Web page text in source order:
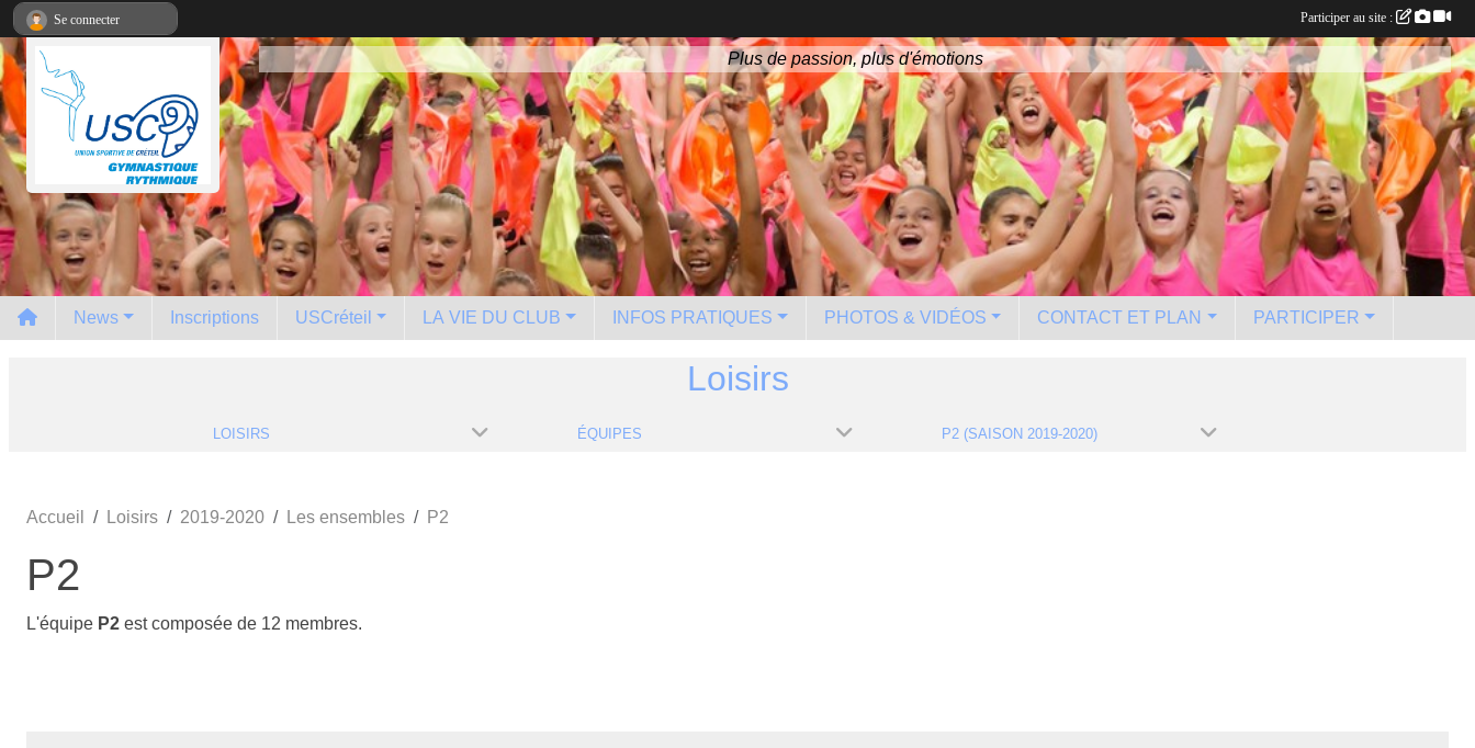
Plus de passion, plus d'émotions
News Inscriptions USCréteil LA VIE DU CLUB INFOS PRATIQUES PHOTOS & VIDÉOS CONTACT ET PLAN PARTICIPER
Loisirs
LOISIRS ÉQUIPES P2 (SAISON 2019-2020)
Accueil Loisirs 2019-2020 Les ensembles P2
P2
L'équipe P2 est composée de 12 membres.
Se connecter Participer au site :
Panneau de gestion des cookies